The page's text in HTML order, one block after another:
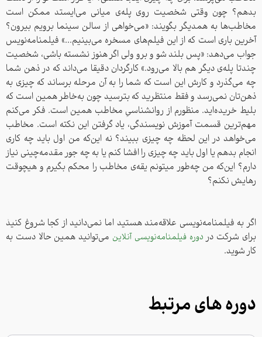
بدهم؟ چون وقتی شخصیت روی پله‌ی میانی می‌ایستد ممکن است
مخاطب‌ها به همدیگر بگویند: «می‌خواهی از سالن سینما برویم بیرون؟
آخرین باری است که از این فیلم‌های مسخره می‌بینیم...» فیلمنامه‌نویس
جواب می‌دهد: «پس بلند شو و برو ولی اگر هنوز نشسته باشی، شخصیت
چندتا پله‌ی دیگر هم بالا می‌رود.» کارگردان دقیقا می‌داند که در ذهن شما
چه می‌گذرد و کارش این است که شما را به آن مرحله برساند که چیزی به
ذهن‌تان نمی‌رسد و فقط منتظرید که بترسید چون به‌خاطر همین است که
بلیط خریده‌اید. منظورم از روانشناسیِ مخاطب همین است. فکر می‌کنم
مهم‌ترین قسمت آموزش نویسندگی، یاد گرفتن این نکته است. مخاطب
می‌خواهد در این لحظه چه چیزی ببیند؟ نه این‌که من اول باید چه کاری
انجام بدهم یا اول باید چه چیزی را افشا کنم یا به چه جور مقدمه‌چینی نیاز
دارم؟ این‌که من چه‌طور میتونم یقه‌ی مخاطب را محکم بگیرم و هیچوقت
رهایش نکنم؟
اگر به فیلمنامه‌نویسی علاقه‌مند هستید اما نمی‌دانید از کجا شروغ کنیدٰ
برای شرکت دردوره فیلمنامه‌نویسی آنلاین می‌توانید همین حالا دست به
کار شوید.
دوره های مرتبط